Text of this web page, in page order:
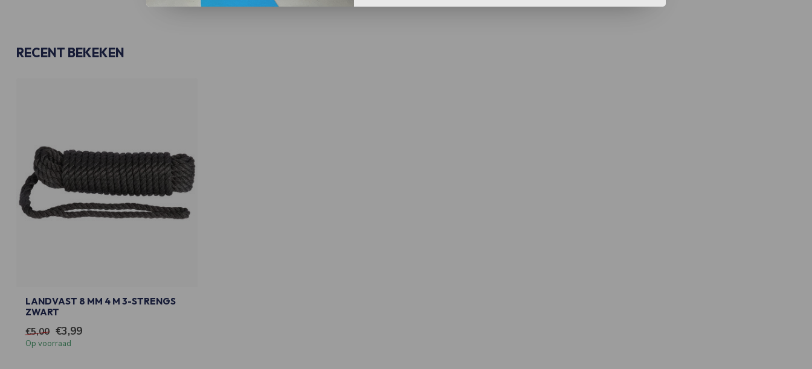
RECENT BEKEKEN
LANDVAST 8 MM 4 M 3-STRENGS
ZWART
€5,00 €3,99
Op voorraad